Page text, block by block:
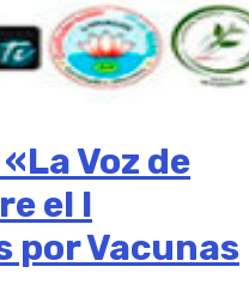
Voz de
el I
por Vacunas